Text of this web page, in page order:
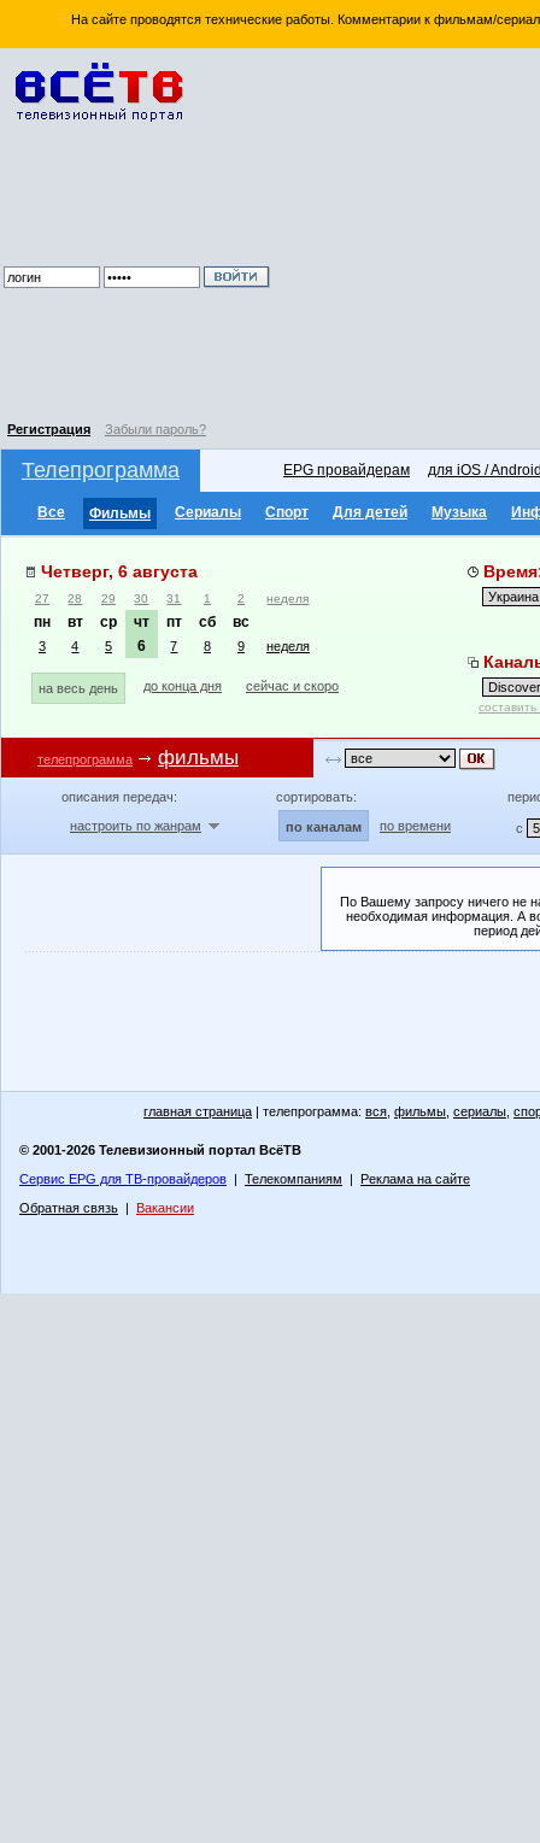
На сайте проводятся технические работы. Комментарии к фильмам/
Регистрация Забыли пароль?
Телепрограмма EPG провайдерам для iOS /
Все Фильмы Сериалы Спорт Для детей Музыка
Четверг, 6 августа
27 28 29 30 31 1 2 неделя
пн вт ср чт пт сб вс
3 4 5 6 7 8 9 неделя
на весь день до конца дня сейчас и скоро
телепрограмма фильмы
описания передач:
настроить по жанрам
сортировать:
по каналам по времени с
По Вашему запросу ничего не
необходимая информация. А
период
главная страница | телепрограмма: вся фильмы сериалы
© 2001-2026 Телевизионный портал ВсёТВ
Сервис EPG для ТВ-провайдеров | Телекомпаниям | Реклама на сайте
Обратная связь | Вакансии